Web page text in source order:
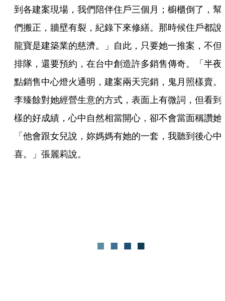
到各建案現場，我們陪伴住戶三個月；櫥櫃倒了，幫
們搬正，牆壁有裂，紀錄下來修繕。那時候住戶都說
龍寶是建築業的慈濟。」自此，只要她一推案，不但
排隊，還要預約，在台中創造許多銷售傳奇。「半夜
點銷售中心燈火通明，建案兩天完銷，鬼月照樣賣。
李臻餘對她經營生意的方式，表面上有微詞，但看到
樣的好成績，心中自然相當開心，卻不會當面稱讚她
「他會跟女兒說，妳媽媽有她的一套，我聽到後心中
喜。」張麗莉說。